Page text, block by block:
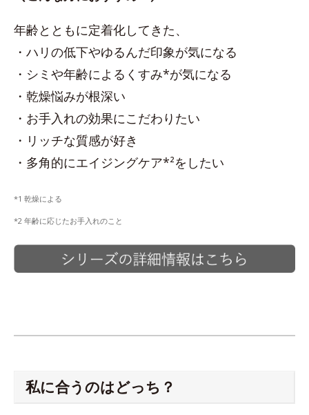
年齢とともに定着化してきた、
・ハリの低下やゆるんだ印象が気になる
・シミや年齢によるくすみ*が気になる
・乾燥悩みが根深い
・お手入れの効果にこだわりたい
・リッチな質感が好き
・多角的にエイジングケア*²をしたい
*1 乾燥による
*2 年齢に応じたお手入れのこと
私に合うのはどっち？